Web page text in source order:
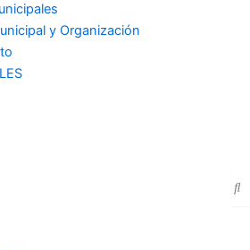
y Organización